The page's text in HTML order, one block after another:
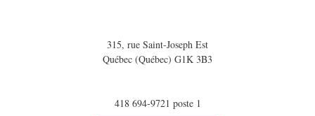
315, rue Saint-Joseph Est
Québec (Québec) G1K 3B3
418 694-9721 poste 1